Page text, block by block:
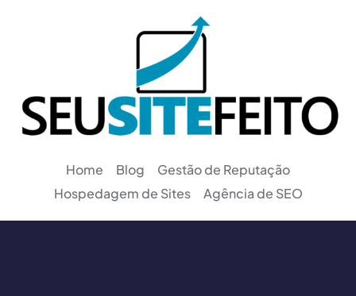
Home Blog
Gestão de Reputação
Hospedagem de Sites
Agência de SEO